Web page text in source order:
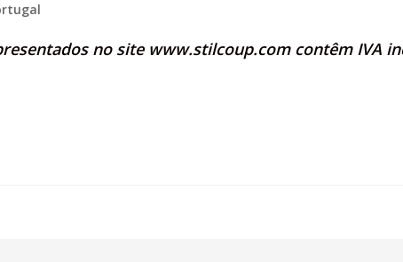
no site www.stilcoup.comcontêm IVA